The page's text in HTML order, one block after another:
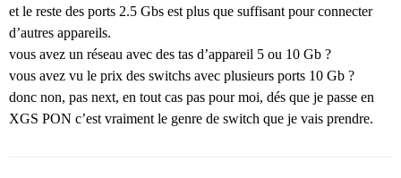
et le reste des ports 2.5 Gbs est plus que suffisant pour connecter
d’autres appareils.
vous avez un réseau avec des tas d’appareil 5 ou 10 Gb ?
vous avez vu le prix des switchs avec plusieurs ports 10 Gb ?
donc non, pas next, en tout cas pas pour moi, dés que je passe en
XGS PON c’est vraiment le genre de switch que je vais prendre.